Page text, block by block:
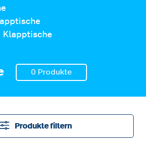
Klapptische
0 Produkte
Produkte filtern